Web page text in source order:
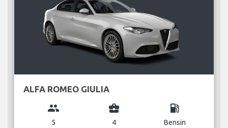
ALFA ROMEO GIULIA
group
5
business_center
4
local_gas_station
Bensin